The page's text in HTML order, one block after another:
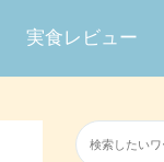
実食レビュー